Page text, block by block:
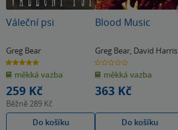
Váleční psi
Greg Bear
5.0
z
5
hvězdiček
měkká vazba
259 Kč
Běžně289 Kč
Do košíku
Blood Music
Greg Bear, David Harris
0.0
z
5
hvězdiček
měkká vazba
363 Kč
Do košíku